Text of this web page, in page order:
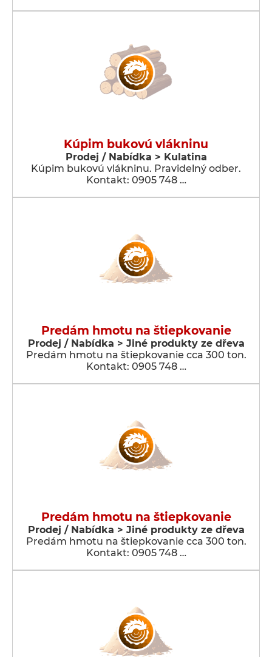
Kúpim bukovú vlákninu
Prodej / Nabídka > Kulatina
Kúpim bukovú vlákninu. Pravidelný odber.
Kontakt: 0905 748 …
Predám hmotu na štiepkovanie
Prodej / Nabídka > Jiné produkty ze dřeva
Predám hmotu na štiepkovanie cca 300 ton.
Kontakt: 0905 748 …
Predám hmotu na štiepkovanie
Prodej / Nabídka > Jiné produkty ze dřeva
Predám hmotu na štiepkovanie cca 300 ton.
Kontakt: 0905 748 …